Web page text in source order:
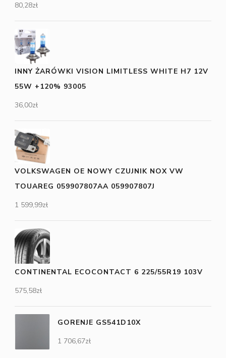
80,28zł
INNY ŻARÓWKI VISION LIMITLESS WHITE H7 12V
55W +120% 93005
36,00zł
VOLKSWAGEN OE NOWY CZUJNIK NOX VW
TOUAREG 059907807AA 059907807J
1 599,99zł
CONTINENTAL ECOCONTACT 6 225/55R19 103V
575,58zł
GORENJE GS541D10X
1 706,67zł